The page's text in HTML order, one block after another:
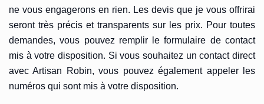
ne vous engagerons en rien. Les devis que je vous offrirai
seront très précis et transparents sur les prix. Pour toutes
demandes, vous pouvez remplir le formulaire de contact
mis à votre disposition. Si vous souhaitez un contact direct
avec Artisan Robin, vous pouvez également appeler les
numéros qui sont mis à votre disposition.